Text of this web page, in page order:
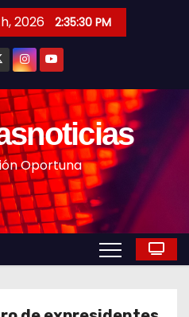
2026 2:35:32 PM
Oportuna